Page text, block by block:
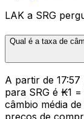
LAK a SRG
Qual é a taxa de
A partir de
para SRG é ₭1
câmbio média